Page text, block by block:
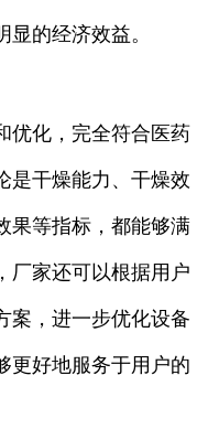
的经济效益。
优化，完全符合医药
是干燥能力、干燥效
果等指标，都能够满
厂家还可以根据用户
案，进一步优化设备
更好地服务于用户的